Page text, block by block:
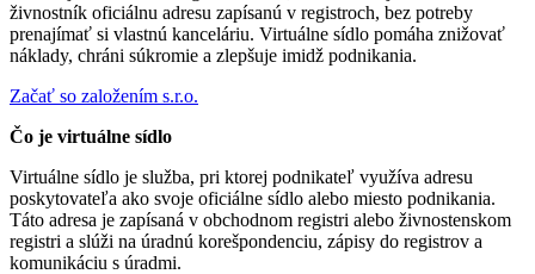
živnostník oficiálnu adresu zapísanú v registroch, bez potreby
prenajímať si vlastnú kanceláriu. Virtuálne sídlo pomáha znižovať
náklady, chráni súkromie a zlepšuje imidž podnikania.
Začať so založením s.r.o.
Čo je virtuálne sídlo
Virtuálne sídlo je služba, pri ktorej podnikateľ využíva adresu
poskytovateľa ako svoje oficiálne sídlo alebo miesto podnikania.
Táto adresa je zapísaná v obchodnom registri alebo živnostenskom
registri a slúži na úradnú korešpondenciu, zápisy do registrov a
komunikáciu s úradmi.